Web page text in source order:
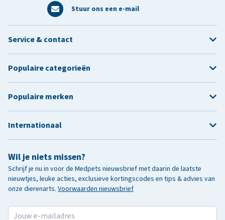
Stuur ons een e-mail
Wil je niets missen?
Schrijf je nu in voor de Medpets nieuwsbrief met daarin de laatste
nieuwtjes, leuke acties, exclusieve kortingscodes en tips & advies van
onze dierenarts. Voorwaarden nieuwsbrief
Service & contact
Populaire categorieën
Populaire merken
Internationaal